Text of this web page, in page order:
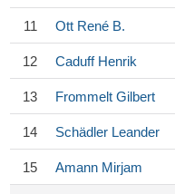
11 Ott René B.
12 CaduffHenrik
13 Frommelt Gilbert
14 Schädler Leander
15 Amann Mirjam